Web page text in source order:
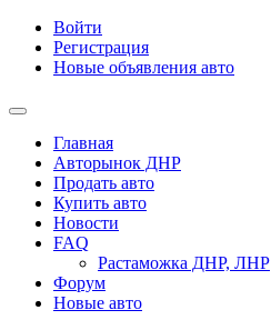
Войти
Регистрация
Новые объявления авто
Главная
Авторынок ДНР
Продать авто
Купить авто
Новости
FAQ
Растаможка ДНР, ЛНР
Форум
Новые авто